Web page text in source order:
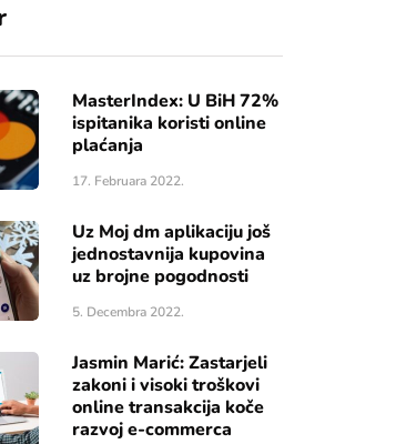
MasterIndex: U BiH 72%
ispitanika koristi online
plaćanja
17. Februara 2022.
Uz Moj dm aplikaciju još
jednostavnija kupovina
uz brojne pogodnosti
5. Decembra 2022.
Jasmin Marić: Zastarjeli
zakoni i visoki troškovi
online transakcija koče
razvoj e-commerca